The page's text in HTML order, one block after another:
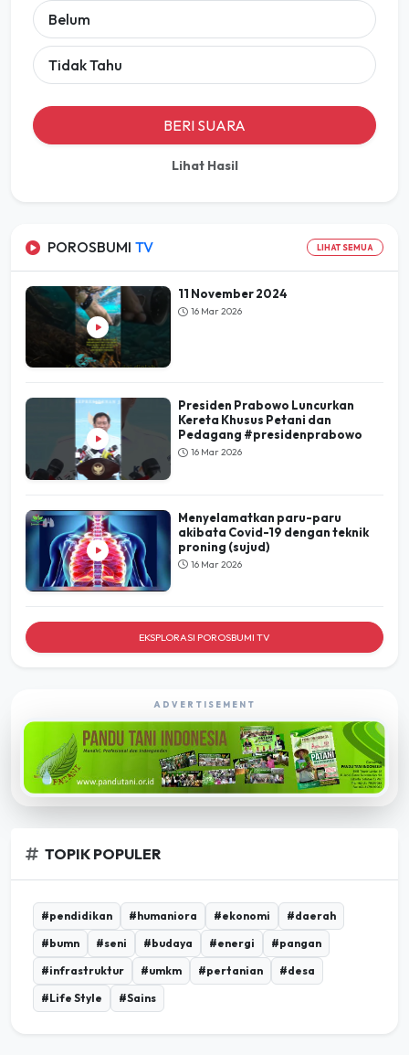
Belum
Tidak Tahu
BERI SUARA
Lihat Hasil
POROSBUMI TV LIHAT SEMUA
11 November 2024
16 Mar 2026
Presiden Prabowo Luncurkan
Kereta Khusus Petani dan
Pedagang #presidenprabowo
16 Mar 2026
Menyelamatkan paru-paru
akibata Covid-19 dengan teknik
proning (sujud)
16 Mar 2026
EKSPLORASI POROSBUMI TV
ADVERTISEMENT
TOPIK POPULER
#pendidikan #humaniora #ekonomi
#daerah
#bumn
#seni #budaya #energi
#pangan
#infrastruktur
#umkm #pertanian
#desa
#Life Style
#Sains